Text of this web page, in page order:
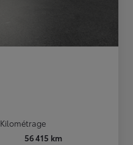
Kilométrage
56 415 km